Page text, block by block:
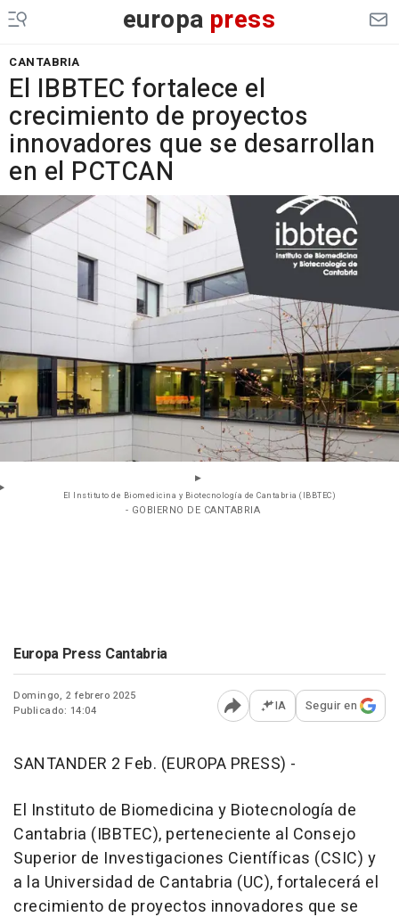
europa press
CANTABRIA
El IBBTEC fortalece el
crecimiento de proyectos
innovadores que se desarrollan
en el PCTCAN
El Instituto de Biomedicina y Biotecnología de Cantabria (IBBTEC)
- GOBIERNO DE CANTABRIA
Europa Press Cantabria
Domingo, 2 febrero 2025
Publicado: 14:04
Abrir opciones para
IA Seguir en
SANTANDER 2 Feb. (EUROPA PRESS) -
El Instituto de Biomedicina y Biotecnología de
Cantabria (IBBTEC), perteneciente al Consejo
Superior de Investigaciones Científicas (CSIC) y
a la Universidad de Cantabria (UC), fortalecerá el
crecimiento de proyectos innovadores que se